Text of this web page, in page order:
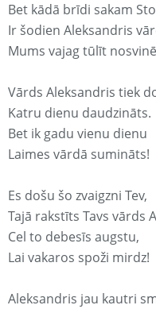
Bet kādā brīdi sakam
Ir šodien Aleksandris
Mums vajag tūlīt
Vārds Aleksandris tiek
Katru dienu daudzināts.
Bet ik gadu vienu dienu
Laimes vārdā sumināts!
Es došu šo zvaigzni Tev,
Tajā rakstīts Tavs vārds
Cel to debesīs augstu,
Lai vakaros spoži mirdz!
Aleksandris jau kautri